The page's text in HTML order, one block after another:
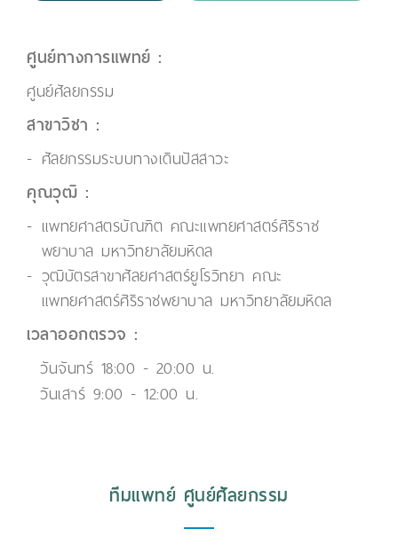
ศูนย์ทางการแพทย์ :
ศูนย์ศัลยกรรม
สาขาวิชา :
ศัลยกรรมระบบทางเดินปัสสาวะ
คุณวุฒิ :
แพทยศาสตรบัณฑิต คณะแพทยศาสตร์ศิริราช
พยาบาล มหาวิทยาลัยมหิดล
วุฒิบัตรสาขาศัลยศาสตร์ยูโรวิทยา คณะ
แพทยศาสตร์ศิริราชพยาบาล มหาวิทยาลัยมหิดล
เวลาออกตรวจ :
วันจันทร์ 18:00 - 20:00 น.
วันเสาร์ 9:00 - 12:00 น.
ทีมแพทย์ ศูนย์ศัลยกรรม